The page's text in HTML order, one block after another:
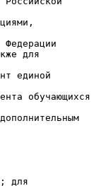
Федерации
для
единой
обучающихся
для